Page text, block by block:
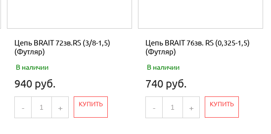
Цепь BRAIT 72зв.RS (3/8-1,5)
(Футляр)
В наличии
940 руб.
- + КУПИТЬ
Цепь BRAIT 76зв. RS (0,325-1,5)
(Футляр)
В наличии
740 руб.
- + КУПИТЬ